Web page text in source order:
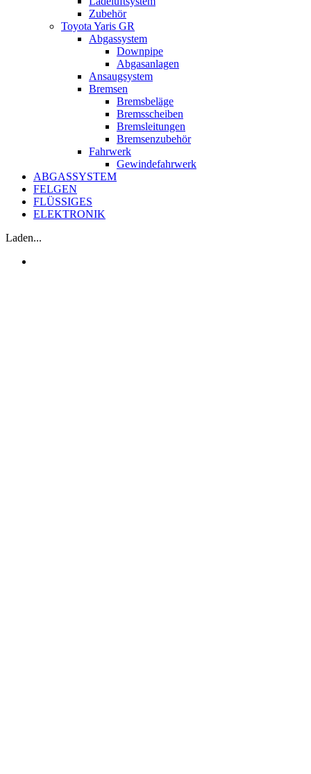
Zubehör
Toyota Yaris GR
Abgassystem
Downpipe
Abgasanlagen
Ansaugsystem
Bremsen
Bremsbeläge
Bremsscheiben
Bremsleitungen
Bremsenzubehör
Fahrwerk
Gewindefahrwerk
ABGASSYSTEM
FELGEN
FLÜSSIGES
ELEKTRONIK
Laden...